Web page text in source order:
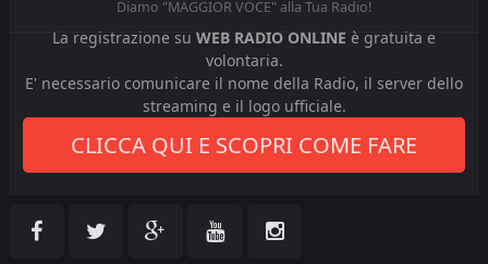
Diamo "MAGGIOR VOCE" alla Tua Radio!
La registrazione su WEB RADIO ONLINE è gratuita e
volontaria.
E' necessario comunicare il nome della Radio, il server dello
streaming e il logo ufficiale.
CLICCA QUI E SCOPRI COME FARE